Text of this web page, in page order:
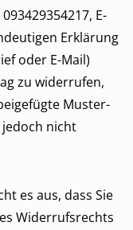
E-
Erklärung
oder E-Mail)
zu widerrufen,
Muster-
nicht
es aus, dass Sie
Widerrufsrechts